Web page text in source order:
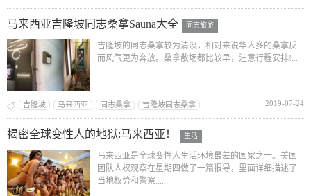
马来西亚吉隆坡同志桑拿Sauna大全 同志旅游
吉隆坡的同志桑拿较为清淡，相对来说华人多的桑拿反
而风气更为奔放。桑拿散场都比较早，注意行程安排!......
吉隆坡 马来西亚 同志桑拿 吉隆坡同志桑拿 2019-07-24
揭密全球变性人的地狱:马来西亚！ 生活
马来西亚是全球变性人生活环境最差的国家之一。美国
团队人权观察在星期四做了一篇报导，里面详细描述了
当地权势和警察......